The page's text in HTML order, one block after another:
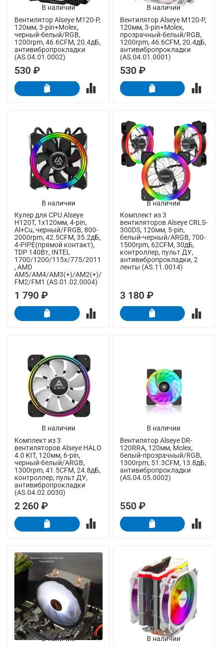
В наличии
Вентилятор Alseye M120-P,
120мм, 3-pin+Molex,
черный-белый/RGB,
1200rpm, 46.6CFM, 20.4дБ,
антивибропрокладки
(AS.04.01.0002)
530 ₽
В наличии
Вентилятор Alseye M120-P,
120мм, 3-pin+Molex,
прозрачный-белый/RGB,
1200rpm, 46.6CFM, 20.4дБ,
антивибропрокладки
(AS.04.01.0001)
530 ₽
В наличии
Кулер для CPU Alseye
H120T, 1х120мм, 4-pin,
Al+Cu, черный/FRGB, 800-
2000rpm, 42.5CFM, 35.2дБ,
4-PIPE(прямой контакт),
TDP 140Вт, INTEL
1700/1200/115x/775/2011
, AMD
AM5/AM4/AM3(+)/AM2(+)/
FM2/FM1 (AS.01.02.0004)
1 790 ₽
В наличии
Комплект из 3
вентиляторов Alseye CRLS-
300DS, 120мм, 5-pin,
белый-черный/ARGB, 700-
1500rpm, 62CFM, 30дБ,
контроллер, пульт ДУ,
антивибропрокладки, 2
ленты (AS.11.0014)
3 180 ₽
В наличии
Комплект из 3
вентиляторов Alseye HALO
4.0 KIT, 120мм, 6-pin,
черный-белый/ARGB,
1300rpm, 41.5CFM, 24.8дБ,
контроллер, пульт ДУ,
антивибропрокладки
(AS.04.02.0030)
2 260 ₽
В наличии
Вентилятор Alseye DR-
120RRA, 120мм, Molex,
белый-прозрачный/RGB,
1300rpm, 51.3CFM, 13.8дБ,
антивибропрокладки
(AS.04.05.0002)
550 ₽
В наличии
В наличии